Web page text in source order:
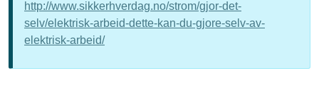
http://www.sikkerhverdag.no/strom/gjor-det-
selv/elektrisk-arbeid-dette-kan-du-gjore-selv-av-
elektrisk-arbeid/